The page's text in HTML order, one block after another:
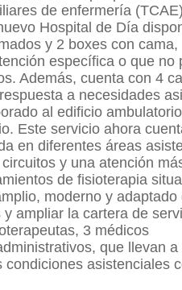
de enfermería
Hospital de Día
y 2 boxes con cama,
específica o que no
Además, cuenta con 4
a necesidades
al edificio
Este servicio ahora
en diferentes áreas
y una atención
de fisioterapia
moderno y adaptado
ampliar la cartera de
3 médicos
que llevan a
asistenciales